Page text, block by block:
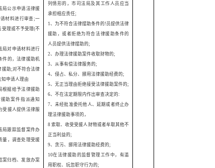
局公示申请法律援
材料进行审查 ;一
受理或不予受理(不
局对申请材料进行
件的，法律援助机
援助;对不符合法律
知申请人理由
根据给予法律援助
助案件指派通知
受援人提供法律服
局跟踪监督案件办
量，调查处理受援
案归档、发放办案
列情形的，市司法局及其工作人员应当
承担相应责任;
1 、为不符合法律摆助条件的 ! 员提供法律
援助，或者拒绝为符合法律援助条件的
人员提供法律摆助的 ;
2、办理法律援助案件收取财物的 ;
3、从事有偿法律服务的 ;
4、侵占、私分、挪用法律援助经费的 ;
5、无正当理由拒绝接受法律援助案件的 ;
6、不在法定期限内作出审查决定的 :
7、未经批准委托他人、延期或者终止办
理法律援助事项的，
8 索取、收受受援人财物或者牟取其他不
正当利益的 ;
9、贪污、挪用法律援助经费的 ;
10在法律援助的监督管理工作中，有滥
用职权、玩忽职守行为的 ;